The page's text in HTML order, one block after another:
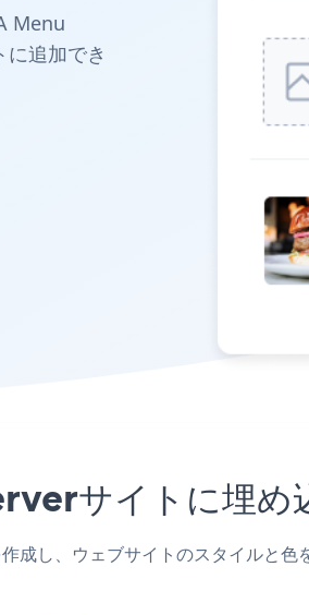
Menu
追加でき
サイトに埋め
成し、ウェブサイトのスタイルと